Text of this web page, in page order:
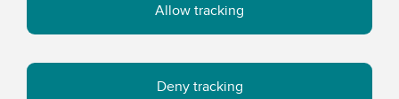
Allow tracking
Deny tracking